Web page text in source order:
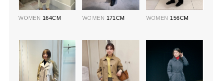
WOMEN 164CM WOMEN 171CM WOMEN 156CM